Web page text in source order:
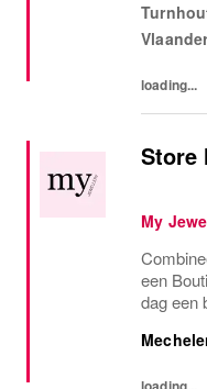
SONS-
een
loading...
Store
My
een
dag een